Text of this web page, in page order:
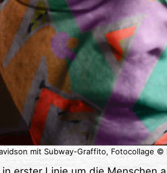
mit Subway-Graffito, Fotocollage ©